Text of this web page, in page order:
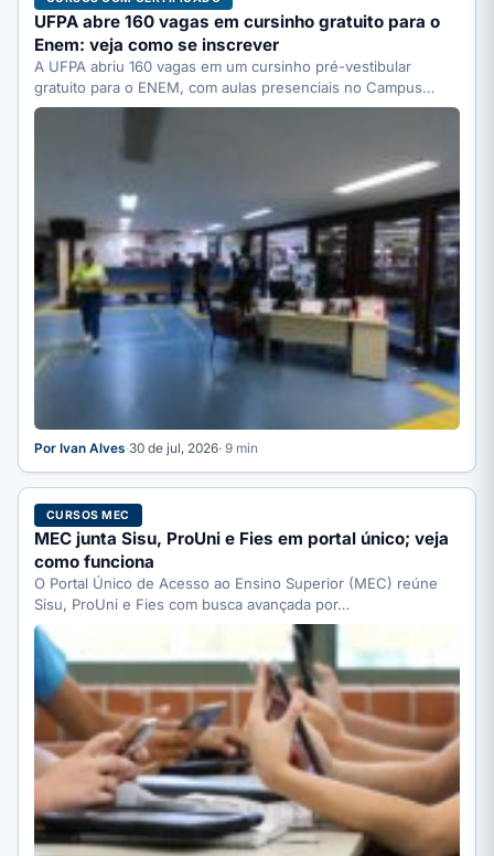
UFPA abre 160 vagas em cursinho gratuito para o
Enem: veja como se inscrever
A UFPA abriu 160 vagas em um cursinho pré-vestibular
gratuito para o ENEM, com aulas presenciais no Campus…
Por Ivan Alves·30 de jul, 2026· 9 min
CURSOS MEC
MEC junta Sisu, ProUni e Fies em portal único; veja
como funciona
O Portal Único de Acesso ao Ensino Superior (MEC) reúne
Sisu, ProUni e Fies com busca avançada por…